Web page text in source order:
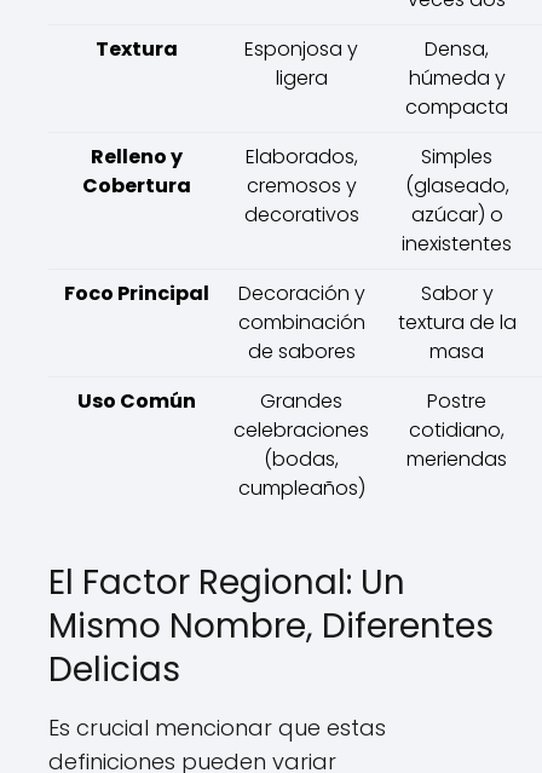
Textura
Esponjosa y
ligera
Densa,
húmeda y
compacta
Relleno y
Cobertura
Elaborados,
cremosos y
decorativos
Simples
(glaseado,
azúcar) o
inexistentes
Foco Principal
Decoración y
combinación
de sabores
Sabor y
textura de la
masa
Uso Común
Grandes
celebraciones
(bodas,
cumpleaños)
Postre
cotidiano,
meriendas
El Factor Regional: Un
Mismo Nombre, Diferentes
Delicias
Es crucial mencionar que estas
definiciones pueden variar